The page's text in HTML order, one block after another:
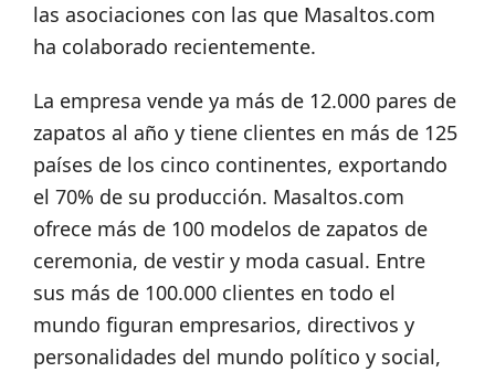
las asociaciones con las que Masaltos.com
ha colaborado recientemente.
La empresa vende ya más de 12.000 pares de
zapatos al año y tiene clientes en más de 125
países de los cinco continentes, exportando
el 70% de su producción. Masaltos.com
ofrece más de 100 modelos de zapatos de
ceremonia, de vestir y moda casual. Entre
sus más de 100.000 clientes en todo el
mundo figuran empresarios, directivos y
personalidades del mundo político y social,